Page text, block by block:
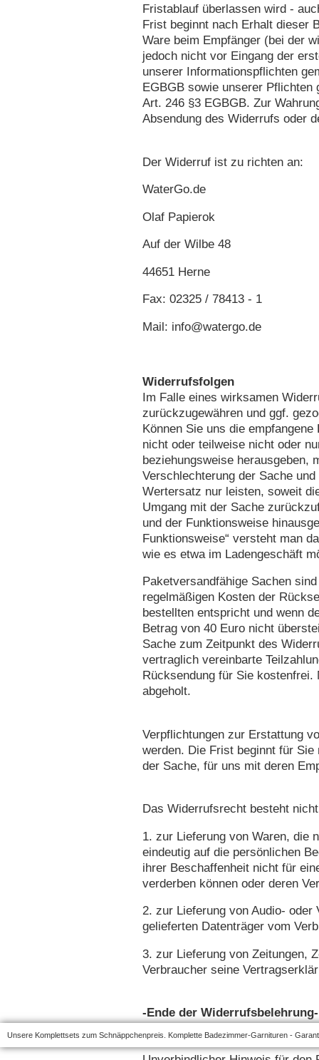
Fristablauf überlassen wird -
Frist beginnt nach Erhalt dieser
Ware beim Empfänger (bei der
jedoch nicht vor Eingang der
unserer Informationspflichten
EGBGB sowie unserer Pflichten
Art. 246 §3 EGBGB. Zur
Absendung des Widerrufs oder
Der Widerruf ist zu richten an:
WaterGo.de
Olaf Papierok
Auf der Wilbe 48
44651 Herne
Fax: 02325 / 78413 - 1
Mail: info@watergo.de
Widerrufsfolgen
Im Falle eines wirksamen
zurückzugewähren und ggf.
Können Sie uns die
nicht oder teilweise nicht oder
beziehungsweise herausgeben,
Verschlechterung der Sache
Wertersatz nur leisten, soweit
Umgang mit der Sache
und der Funktionsweise
Funktionsweise“ versteht man
wie es etwa im Ladengeschäft
Paketversandfähige Sachen
regelmäßigen Kosten der
bestellten entspricht und wenn
Betrag von 40 Euro nicht
Sache zum Zeitpunkt des
vertraglich vereinbarte
Rücksendung für Sie kostenfrei.
abgeholt.
Verpflichtungen zur Erstattung
werden. Die Frist beginnt für
der Sache, für uns mit deren
Das Widerrufsrecht besteht
1. zur Lieferung von Waren, die
eindeutig auf die persönlichen
ihrer Beschaffenheit nicht für
verderben können oder deren
2. zur Lieferung von Audio-
gelieferten Datenträger vom
3. zur Lieferung von Zeitungen,
Verbraucher seine
-Ende der Widerrufsbelehrung-
Unsere Komplettsets zum Schnäppchenpreis. Komplette Badezimmer-Garnituren -